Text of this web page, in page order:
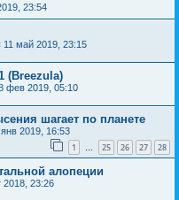
23:54
11 май 2019, 23:15
(Breezula)
фев 2019, 05:10
шагает по планете
янв 2019, 16:53
1 … 25 26 27 28
алопеции
2018, 23:26